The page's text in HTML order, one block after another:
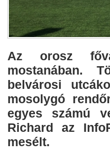
Az orosz
mostanában.
belvárosi
mosolygó
egyes számú
Richard az
mesélt.